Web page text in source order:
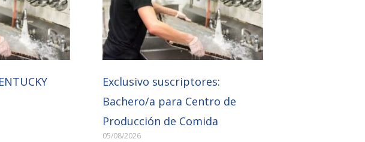
Exclusivo suscriptores:
Bachero/a para Centro de
Producción de Comida
05/08/2026